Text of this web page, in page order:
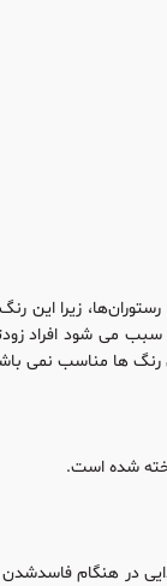
زیرا این
می شود افراد
رنگ ها مناسب نمی
شده است.
در هنگام